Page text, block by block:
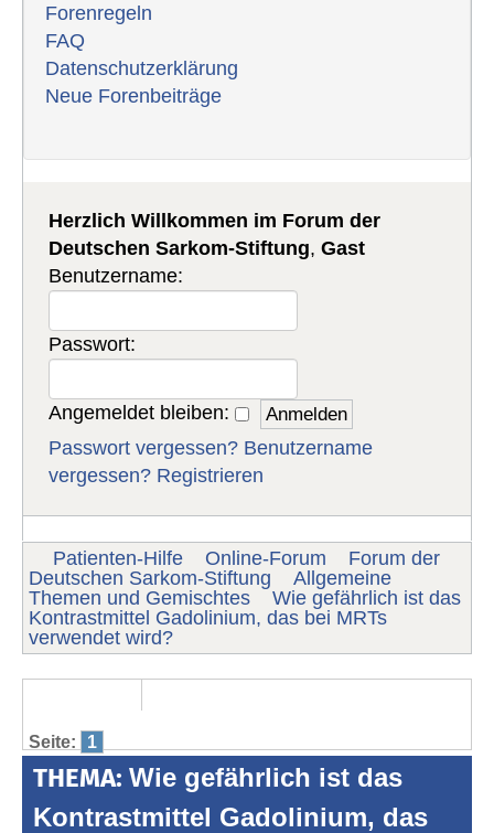
Forenregeln
FAQ
Datenschutzerklärung
Neue Forenbeiträge
Herzlich Willkommen im Forum der
Deutschen Sarkom-Stiftung,Gast
Benutzername:
Passwort:
Angemeldet bleiben:
Passwort vergessen? Benutzername
vergessen? Registrieren
Patienten-Hilfe Online-Forum
Forum der
Deutschen Sarkom-Stiftung
Allgemeine
Themen und Gemischtes
Wie gefährlich ist das
Kontrastmittel Gadolinium, das bei MRTs
verwendet wird?
Seite: 1
THEMA: Wie gefährlich ist das
Kontrastmittel Gadolinium, das